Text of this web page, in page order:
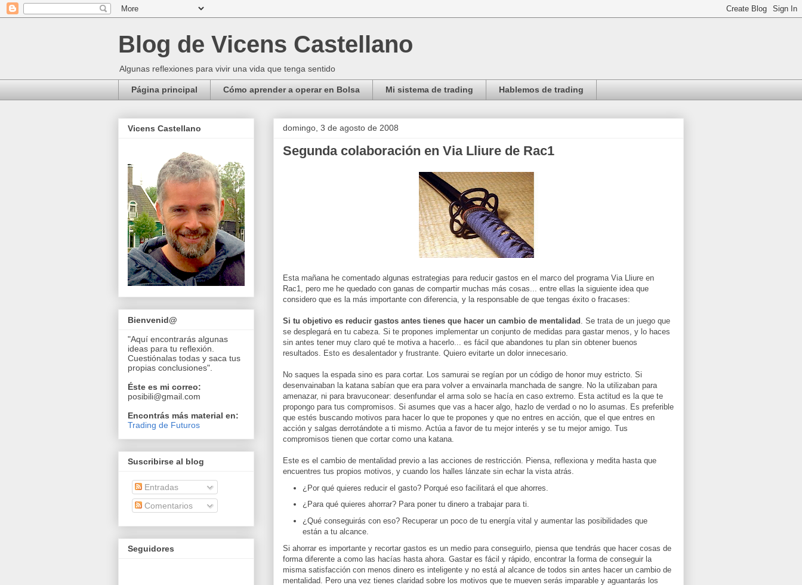
Blog de Vicens Castellano
Algunas reflexiones para vivir una vida que tenga sentido
Página principal Cómo aprender a operar en Bolsa Mi sistema de trading Hablemos de trading
domingo, 3 de agosto de 2008
Segunda colaboración en Via Lliure de Rac1
Esta mañana he comentado algunas estrategias para reducir gastos en el marco del programa Via Lliure en
Rac1, pero me he quedado con ganas de compartir muchas más cosas... entre ellas la siguiente idea que
considero que es la más importante con diferencia, y la responsable de que tengas éxito o fracases:
Si tu objetivo es reducir gastos antes tienes que hacer un cambio de mentalidad
. Se trata de un juego que
se desplegará en tu cabeza. Si te propones implementar un conjunto de medidas para gastar menos, y lo haces
sin antes tener muy claro qué te motiva a hacerlo... es fácil que abandones tu plan sin obtener buenos
resultados. Esto es desalentador y frustrante. Quiero evitarte un dolor innecesario.
No saques la espada sino es para cortar. Los samurai se regían por un código de honor muy estricto. Si
desenvainaban la katana sabían que era para volver a envainarla manchada de sangre. No la utilizaban para
amenazar, ni para bravuconear: desenfundar el arma solo se hacía en caso extremo. Esta actitud es la que te
propongo para tus compromisos. Si asumes que vas a hacer algo, hazlo de verdad o no lo asumas. Es preferible
que estés buscando motivos para hacer lo que te propones y que no entres en acción, que el que entres en
acción y salgas derrotándote a ti mismo. Actúa a favor de tu mejor interés y se tu mejor amigo. Tus
compromisos tienen que cortar como una katana.
Este es el cambio de mentalidad previo a las acciones de restricción. Piensa, reflexiona y medita hasta que
encuentres tus propios motivos, y cuando los halles lánzate sin echar la vista atrás.
¿Por qué quieres reducir el gasto? Porqué eso facilitará el que ahorres.
¿Para qué quieres ahorrar? Para poner tu dinero a trabajar para ti.
¿Qué conseguirás con eso? Recuperar un poco de tu energía vital y aumentar las posibilidades que
están a tu alcance.
Si ahorrar es importante y recortar gastos es un medio para conseguirlo, piensa que tendrás que hacer cosas de
forma diferente a como las hacías hasta ahora. Gastar es fácil y rápido, encontrar la forma de conseguir la
misma satisfacción con menos dinero es inteligente y no está al alcance de todos sin antes hacer un cambio de
mentalidad. Pero una vez tienes claridad sobre los motivos que te mueven serás imparable y aguantarás los
Vicens Castellano
Bienvenid@
"Aquí encontrarás algunas
ideas para tu reflexión.
Cuestiónalas todas y saca tus
propias conclusiones".
Éste es mi correo:
posibili@gmail.com
Encontrás más material en:
Trading de Futuros
Suscribirse al blog
Entradas
Comentarios
Seguidores